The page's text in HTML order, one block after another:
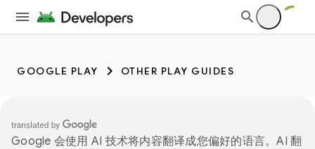
GOOGLE PLAY OTHER PLAY GUIDES
Google 会使用 AI 技术将内容翻译成您偏好的语言。AI 翻